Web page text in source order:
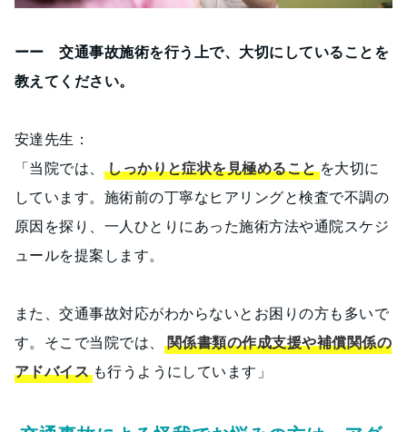
ーー 交通事故施術を行う上で、大切にしていることを
教えてください。
安達先生：
「当院では、
しっかりと症状を見極めること を大切に
しています。施術前の丁寧なヒアリングと検査で不調の
原因を探り、一人ひとりにあった施術方法や通院スケジ
ュールを提案します。
また、交通事故対応がわからないとお困りの方も多いで
す。そこで当院では、
関係書類の作成支援や補償関係の
アドバイスも行うようにしています」